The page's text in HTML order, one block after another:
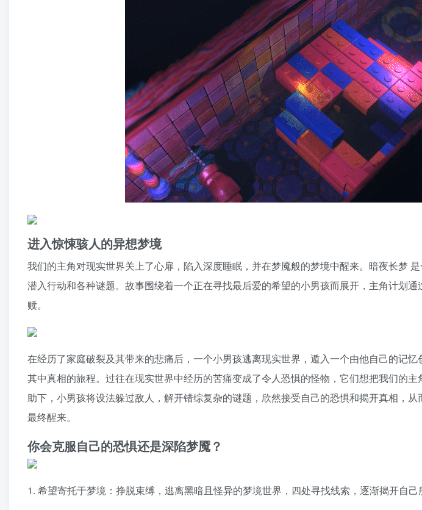
进入惊悚骇人的异想梦境
我们的主角对现实世界关上了心扉，陷入深度睡眠，并在梦魇般的梦境中醒来。暗夜长梦
潜入行动和各种谜题。故事围绕着一个正在寻找最后爱的希望的小男孩而展开，主角计划
赎。
在经历了家庭破裂及其带来的悲痛后，一个小男孩逃离现实世界，遁入一个由他自己的记
其中真相的旅程。过往在现实世界中经历的苦痛变成了令人恐惧的怪物，它们想把我们的
助下，小男孩将设法躲过敌人，解开错综复杂的谜题，欣然接受自己的恐惧和揭开真相，
最终醒来。
你会克服自己的恐惧还是深陷梦魇？
1. 希望寄托于梦境：挣脱束缚，逃离黑暗且怪异的梦境世界，四处寻找线索，逐渐揭开自己